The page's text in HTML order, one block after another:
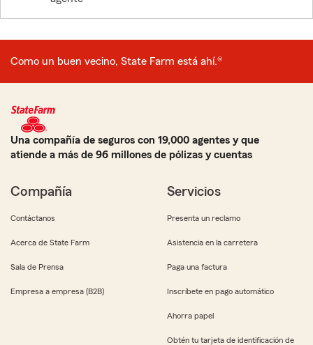
Como un buen vecino, State Farm está ahí.®
Una compañía de seguros con 19,000 agentes y que
atiende a más de 96 millones de pólizas y cuentas
Compañía
Contáctanos
Acerca de State Farm
Sala de Prensa
Empresa a empresa (B2B)
Servicios
Presenta un reclamo
Asistencia en la carretera
Paga una factura
Inscríbete en pago automático
Ahorra papel
Obtén tu tarjeta de identificación de